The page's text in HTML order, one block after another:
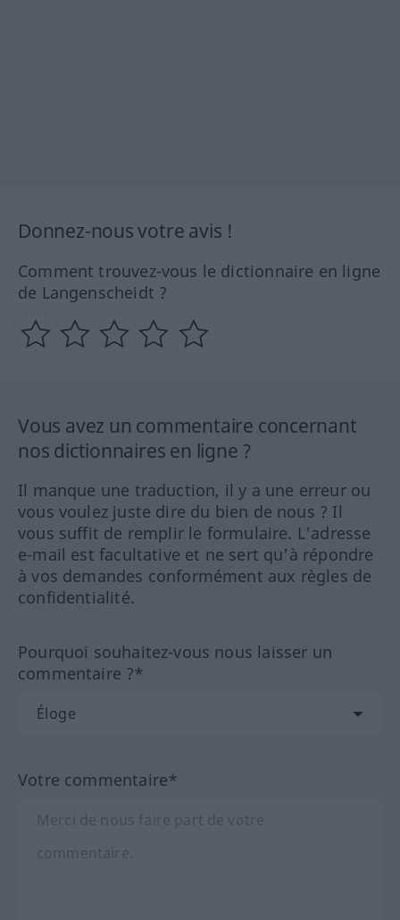
Donnez-nous votre avis !
Comment trouvez-vous le dictionnaire en ligne
de Langenscheidt ?
Vous avez un commentaire concernant
nos dictionnaires en ligne ?
Il manque une traduction, il y a une erreur ou
vous voulez juste dire du bien de nous ? Il
vous suffit de remplir le formulaire. L'adresse
e-mail est facultative et ne sert qu'à répondre
à vos demandes conformément aux règles de
confidentialité.
Pourquoi souhaitez-vous nous laisser un
commentaire ?*
Votre commentaire*